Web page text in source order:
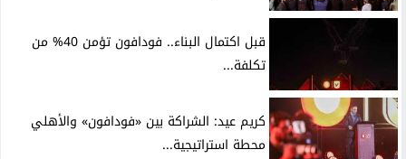
قبل اكتمال البناء.. فودافون تؤمن 40% من
تكلفة...
كريم عيد: الشراكة بين «فودافون» والأهلي
محطة استراتيجية...